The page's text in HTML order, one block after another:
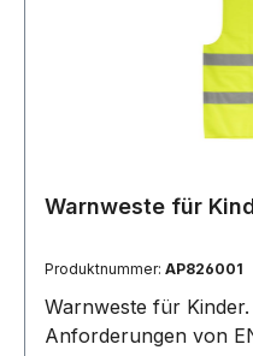
Warnweste für
Produktnummer: AP826001
Warnweste für
Anforderungen von